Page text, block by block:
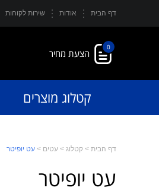
דף הבית אודות שירות לקוחות
0
קטלוג מוצרים
דף הבית > קטלוג > עטים > עט יופיטר
עט יופיטר